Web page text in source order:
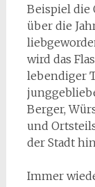
Beispiel die
über die
wird das
lebendiger
Berger,
und
der Stadt
Immer